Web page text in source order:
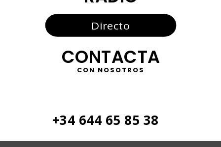
Directo
CONTACTA
CON NOSOTROS
+34 644 65 85 38